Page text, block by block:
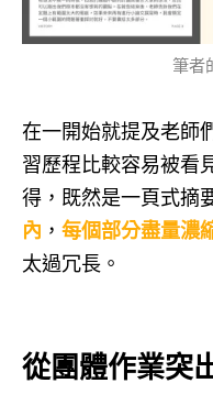
筆者
在一開始就提及老師
習歷程比較容易被看
得，既然是一頁式摘
內 ， 每個部分盡量濃
太過冗長。
從團體作業突